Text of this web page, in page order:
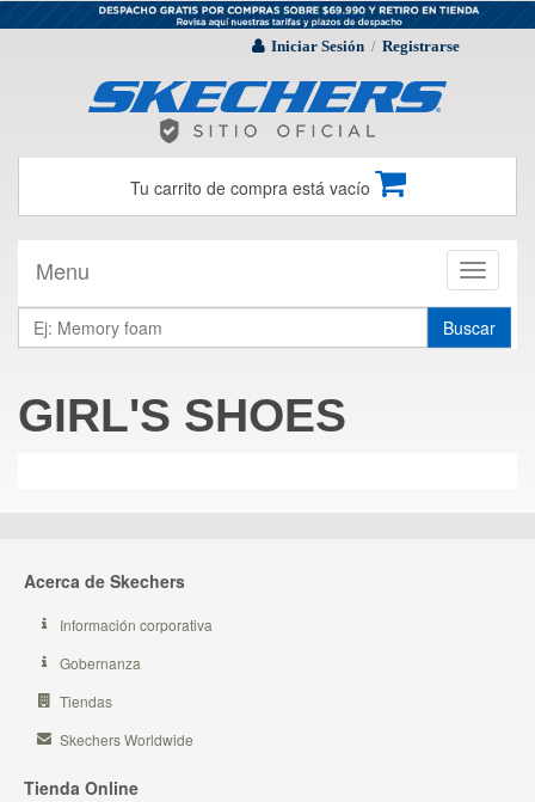
Iniciar Sesión / Registrarse
Tu carrito de compra está vacío
Toggle
Menu
Buscar
GIRL'S SHOES
Acerca de Skechers
Información corporativa
Gobernanza
Tiendas
Skechers Worldwide
Tienda Online